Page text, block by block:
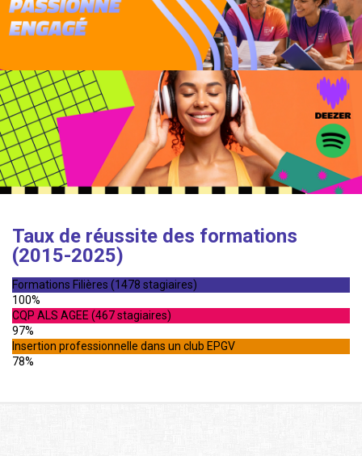
Taux de réussite des formations
(2015-2025)
Formations Filières (1478 stagiaires)
100%
CQP ALS AGEE (467 stagiaires)
97%
Insertion professionnelle dans un club EPGV
78%